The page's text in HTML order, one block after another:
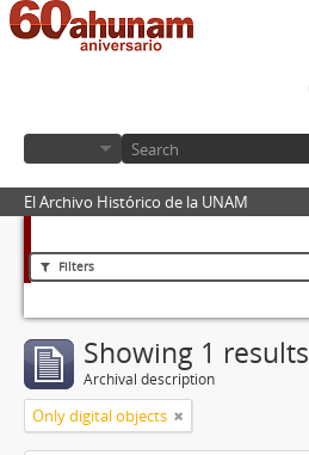
El Archivo Histórico de la UNAM
Filters
Showing 1 results
Archival description
Only digital objects